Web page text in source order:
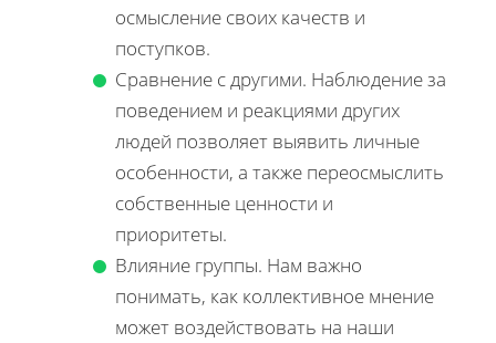
осмысление своих качеств и
поступков.
Сравнение с другими. Наблюдение за
поведением и реакциями других
людей позволяет выявить личные
особенности, а также переосмыслить
собственные ценности и
приоритеты.
Влияние группы. Нам важно
понимать, как коллективное мнение
может воздействовать на наши